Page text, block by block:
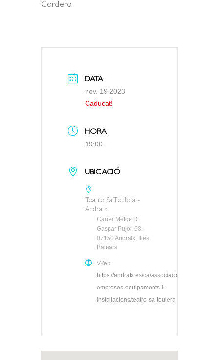
Cordero
DATA
nov. 19 2023
Caducat!
HORA
19:00
UBICACIÓ
Teatre Sa Teulera -
Andratx
Carrer Metge D
Gaspar Pujol, 68,
07150 Andratx, Illes
Balears
Web
https://andratx.es/ca/associacions-
empreses-equipaments-i-
installacions/teatre-sa-teulera